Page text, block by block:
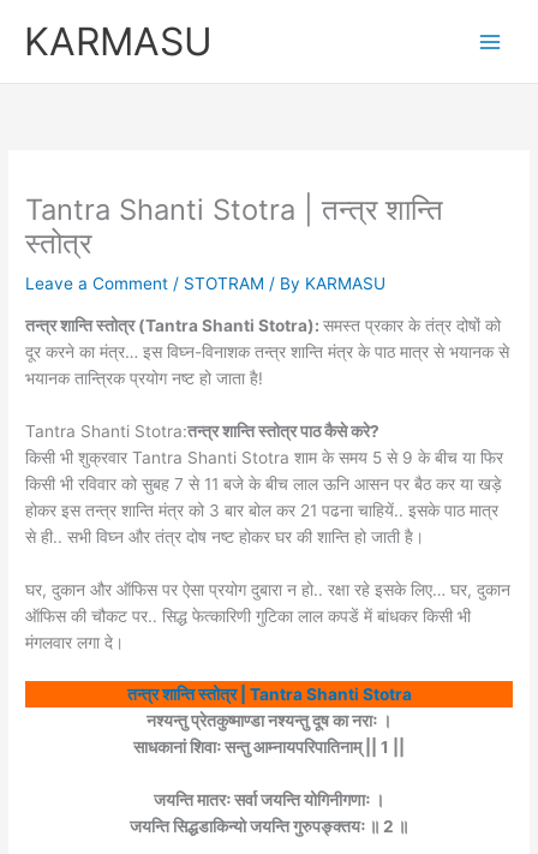
KARMASU
Tantra Shanti Stotra | तन्त्र शान्ति
स्तोत्र
Leave a Comment / STOTRAM / By KARMASU
तन्त्र शान्ति स्तोत्र (Tantra Shanti Stotra):समस्त प्रकार के तंत्र दोषों को
दूर करने का मंत्र… इस विघ्न-विनाशक तन्त्र शान्ति मंत्र के पाठ मात्र से भयानक से
भयानक तान्त्रिक प्रयोग नष्ट हो जाता है!
Tantra Shanti Stotra:तन्त्र शान्ति स्तोत्र पाठ कैसे करे?
किसी भी शुक्रवार Tantra Shanti Stotra शाम के समय 5 से 9 के बीच या फिर
किसी भी रविवार को सुबह 7 से 11 बजे के बीच लाल ऊनि आसन पर बैठ कर या खड़े
होकर इस तन्त्र शान्ति मंत्र को 3 बार बोल कर 21 पढना चाहियें.. इसके पाठ मात्र
से ही.. सभी विघ्न और तंत्र दोष नष्ट होकर घर की शान्ति हो जाती है।
घर, दुकान और ऑफिस पर ऐसा प्रयोग दुबारा न हो.. रक्षा रहे इसके लिए… घर, दुकान
ऑफिस की चौकट पर.. सिद्ध फेत्कारिणी गुटिका लाल कपडें में बांधकर किसी भी
मंगलवार लगा दे।
तन्त्र शान्ति स्तोत्र | Tantra Shanti Stotra
नश्यन्तु प्रेतकुष्माण्डा नश्यन्तु दूष का नराः ।
साधकानां शिवाः सन्तु आम्नायपरिपातिनाम् || 1 ||
जयन्ति मातरः सर्वा जयन्ति योगिनीगणाः ।
जयन्ति सिद्धडाकिन्यो जयन्ति गुरुपङ्क्तयः ॥ 2 ॥